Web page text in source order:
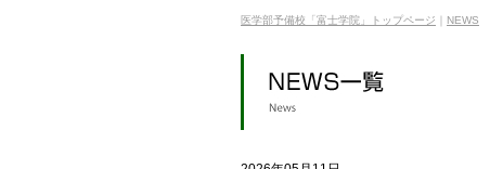
医学部予備校「富士学院」トップページ NEWS